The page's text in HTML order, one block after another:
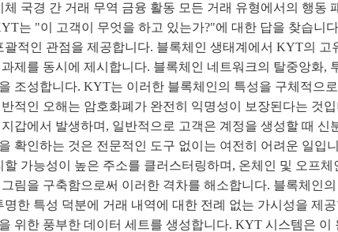
체 국경 간 거래 무역 금융 활동 모든 거래 유형에서의 행동
는 "이 고객이 무엇을 하고 있는가?"에 대한 답을 찾습니
괄적인 관점을 제공합니다. 블록체인 생태계에서 KYT의 고
제를 동시에 제시합니다. 블록체인 네트워크의 탈중앙화,
조성합니다. KYT는 이러한 블록체인의 특성을 구체적으
적인 오해는 암호화폐가 완전히 익명성이 보장된다는 것
갑에서 발생하며, 일반적으로 고객은 계정을 생성할 때 신
확인하는 것은 전문적인 도구 없이는 여전히 어려운 일입
할 가능성이 높은 주소를 클러스터링하며, 온체인 및 오프
림을 구축함으로써 이러한 격차를 해소합니다. 블록체인
명한 특성 덕분에 거래 내역에 대한 전례 없는 가시성을 제
위한 풍부한 데이터 세트를 생성합니다. KYT 시스템은